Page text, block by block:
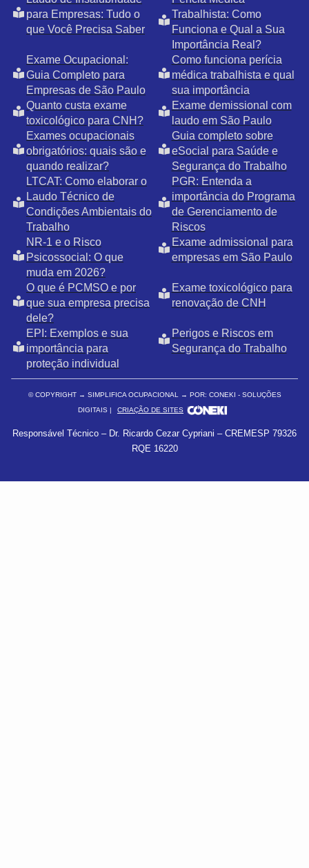
para Empresas: Tudo o
que Você Precisa Saber
Trabalhista: Como
Funciona e Qual a Sua
Importância Real?
Exame Ocupacional:
Guia Completo para
Empresas de São Paulo
Como funciona perícia
médica trabalhista e qual
sua importância
Quanto custa exame
toxicológico para CNH?
Exame demissional com
laudo em São Paulo
Exames ocupacionais
obrigatórios: quais são e
quando realizar?
Guia completo sobre
eSocial para Saúde e
Segurança do Trabalho
LTCAT: Como elaborar o
Laudo Técnico de
Condições Ambientais do
Trabalho
PGR: Entenda a
importância do Programa
de Gerenciamento de
Riscos
NR-1 e o Risco
Psicossocial: O que
muda em 2026?
Exame admissional para
empresas em São Paulo
O que é PCMSO e por
que sua empresa precisa
dele?
Exame toxicológico para
renovação de CNH
EPI: Exemplos e sua
importância para
proteção individual
Perigos e Riscos em
Segurança do Trabalho
© COPYRIGHT → SIMPLIFICA OCUPACIONAL → POR: CONEKI - SOLUÇÕES
DIGITAIS |
CRIAÇÃO DE SITES
Responsável Técnico – Dr. Ricardo Cezar Cypriani – CREMESP 79326
RQE 16220